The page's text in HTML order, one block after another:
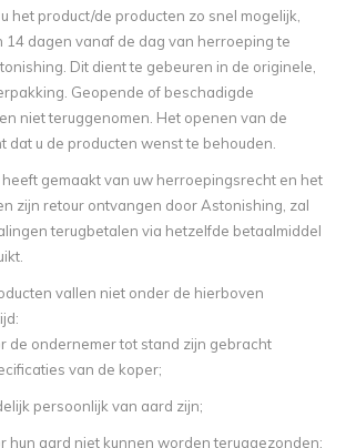
het product/de producten zo snel mogelijk,
14 dagen vanaf de dag van herroeping te
Dit dient te gebeuren in de originele,
Geopende of beschadigde
niet teruggenomen. Het openen van de
dat u de producten wenst te behouden.
heeft gemaakt van uw herroepingsrecht en het
zijn retour ontvangen door Astonishing, zal
terugbetalen via hetzelfde betaalmiddel
vallen niet onder de hierboven
de ondernemer tot stand zijn gebracht
van de koper;
persoonlijk van aard zijn;
hun aard niet kunnen worden teruggezonden;